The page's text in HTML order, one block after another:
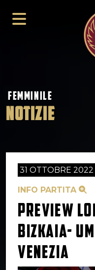
FEMMINILE
NOTIZIE
31 OTTOBRE 2022
INFO PARTITA
PREVIEW
BIZKAIA-
VENEZIA